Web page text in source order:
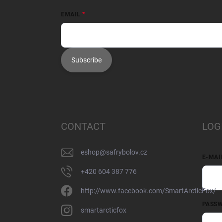
EMAIL
Subscribe
CONTACT
eshop@safrybolov.cz
+420 604 387 776
http://www.facebook.com/SmartArcticFox/
smartarcticfox
E-